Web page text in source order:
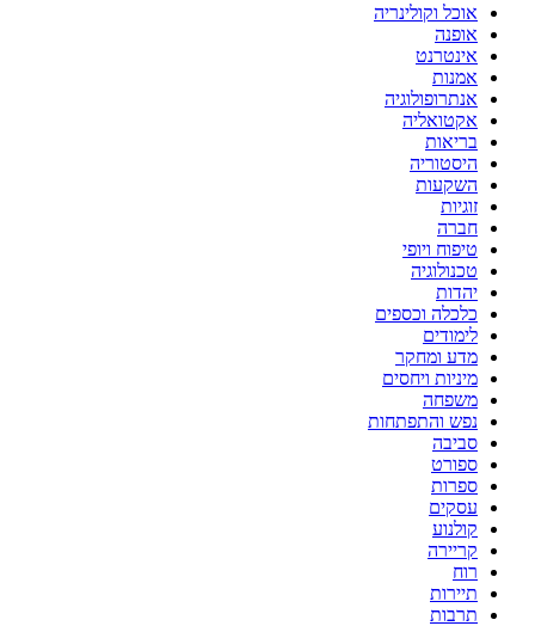
אוכל וקולינריה
אופנה
אינטרנט
אמנות
אנתרופולוגיה
אקטואליה
בריאות
היסטוריה
השקעות
זוגיות
חברה
טיפוח ויופי
טכנולוגיה
יהדות
כלכלה וכספים
לימודים
מדע ומחקר
מיניות ויחסים
משפחה
נפש והתפתחות
סביבה
ספורט
ספרות
עסקים
קולנוע
קריירה
רוח
תיירות
תרבות